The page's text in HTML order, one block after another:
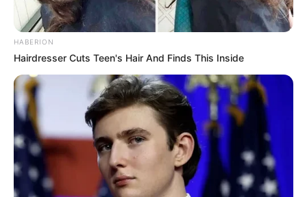
Bikin Ngakak, 10 Potret
Cosplay Murah Pakai Bahan
Seadanya
HABERION
Hairdresser Cuts Teen's Hair And Finds This Inside